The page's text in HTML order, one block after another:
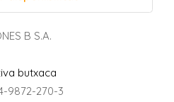
B S.A.
butxaca
9872-270-3